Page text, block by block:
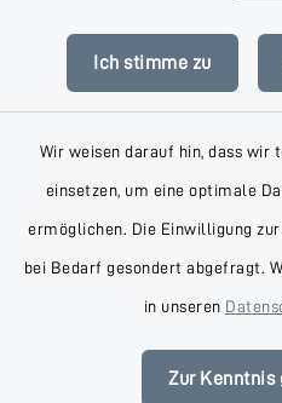
Ich stimme zu
Wir weisen darauf hin, dass wir
einsetzen, um eine optimale
ermöglichen. Die Einwilligung
bei Bedarf gesondert abgefragt.
in unseren
Zur Kenntnis